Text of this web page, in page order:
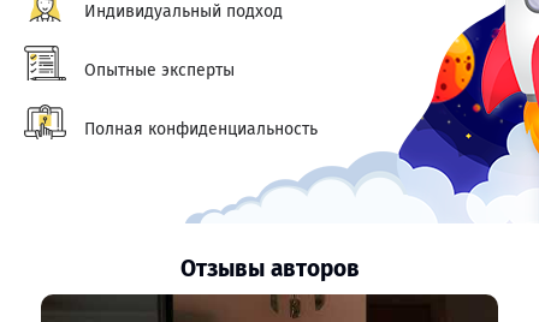
Индивидуальный подход
Опытные эксперты
Полная конфиденциальность
Отзывы авторов